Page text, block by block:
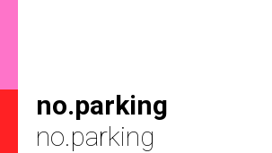
no.parking
no.parking